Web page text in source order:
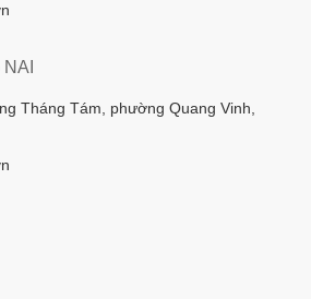
Tháng Tám, phường Quang Vinh,